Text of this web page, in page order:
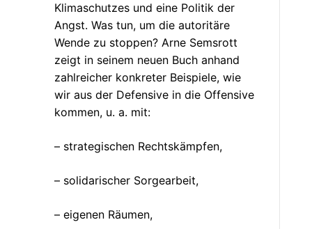
Klimaschutzes und eine Politik der
Angst. Was tun, um die autoritäre
Wende zu stoppen? Arne Semsrott
zeigt in seinem neuen Buch anhand
zahlreicher konkreter Beispiele, wie
wir aus der Defensive in die Offensive
kommen, u. a. mit:
– strategischen Rechtskämpfen,
– solidarischer Sorgearbeit,
– eigenen Räumen,